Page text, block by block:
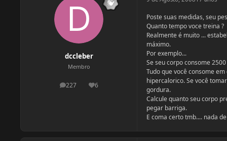
dccleber
Membro
227
postagens6
Reputação
Poste suas medidas, seu
Quanto tempo voce treina ?
Realmente é muito ...
máximo.
Por exemplo...
Se seu corpo consome
Tudo que você consome
hipercalorico. Se você
gordura.
Calcule quanto seu corpo
pegar barriga.
E coma certo tmb.... nada